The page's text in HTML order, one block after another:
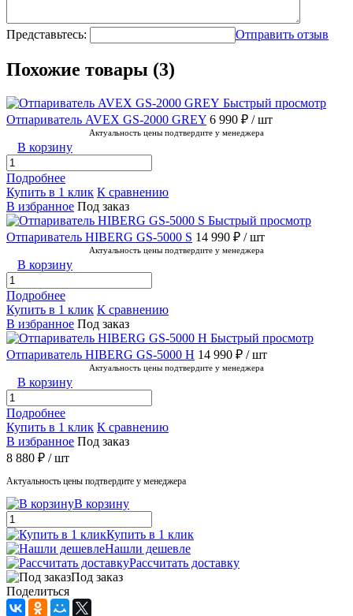
Представьтесь: Отправить отзыв
Похожие товары (3)
Быстрый просмотр
Отпариватель AVEX GS-2000 GREY 6 990 ₽ / шт
Актуальность цены подтвердите у менеджера
В корзину
Подробнее
Купить в 1 клик К сравнению
В избранное Под заказ
Быстрый просмотр
Отпариватель HIBERG GS-5000 S 14 990 ₽ / шт
Актуальность цены подтвердите у менеджера
В корзину
Подробнее
Купить в 1 клик К сравнению
В избранное Под заказ
Быстрый просмотр
Отпариватель HIBERG GS-5000 H 14 990 ₽ / шт
Актуальность цены подтвердите у менеджера
В корзину
Подробнее
Купить в 1 клик К сравнению
В избранное Под заказ
8 880 ₽ / шт
Актуальность цены подтвердите у менеджера
В корзину
Купить в 1 клик
Нашли дешевле
Рассчитать доставку
Под заказ
Поделиться